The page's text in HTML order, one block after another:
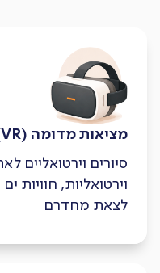
מציאות מדומה (VR)
סיורים וירטואליים
וירטואליות, חוויות
לצאת מחדרם